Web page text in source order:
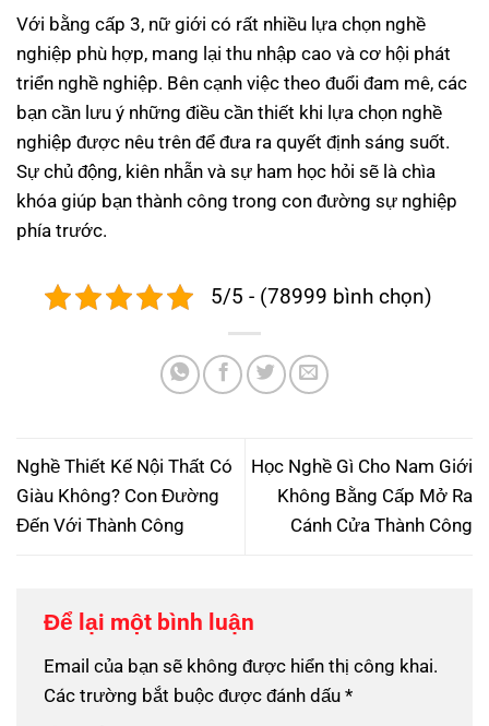
Với bằng cấp 3, nữ giới có rất nhiều lựa chọn nghề
nghiệp phù hợp, mang lại thu nhập cao và cơ hội phát
triển nghề nghiệp. Bên cạnh việc theo đuổi đam mê, các
bạn cần lưu ý những điều cần thiết khi lựa chọn nghề
nghiệp được nêu trên để đưa ra quyết định sáng suốt.
Sự chủ động, kiên nhẫn và sự ham học hỏi sẽ là chìa
khóa giúp bạn thành công trong con đường sự nghiệp
phía trước.
5/5 - (78999 bình chọn)
Nghề Thiết Kế Nội Thất Có
Giàu Không? Con Đường
Đến Với Thành Công
Học Nghề Gì Cho Nam Giới
Không Bằng Cấp Mở Ra
Cánh Cửa Thành Công
Để lại một bình luận
Email của bạn sẽ không được hiển thị công khai.
Các trường bắt buộc được đánh dấu *